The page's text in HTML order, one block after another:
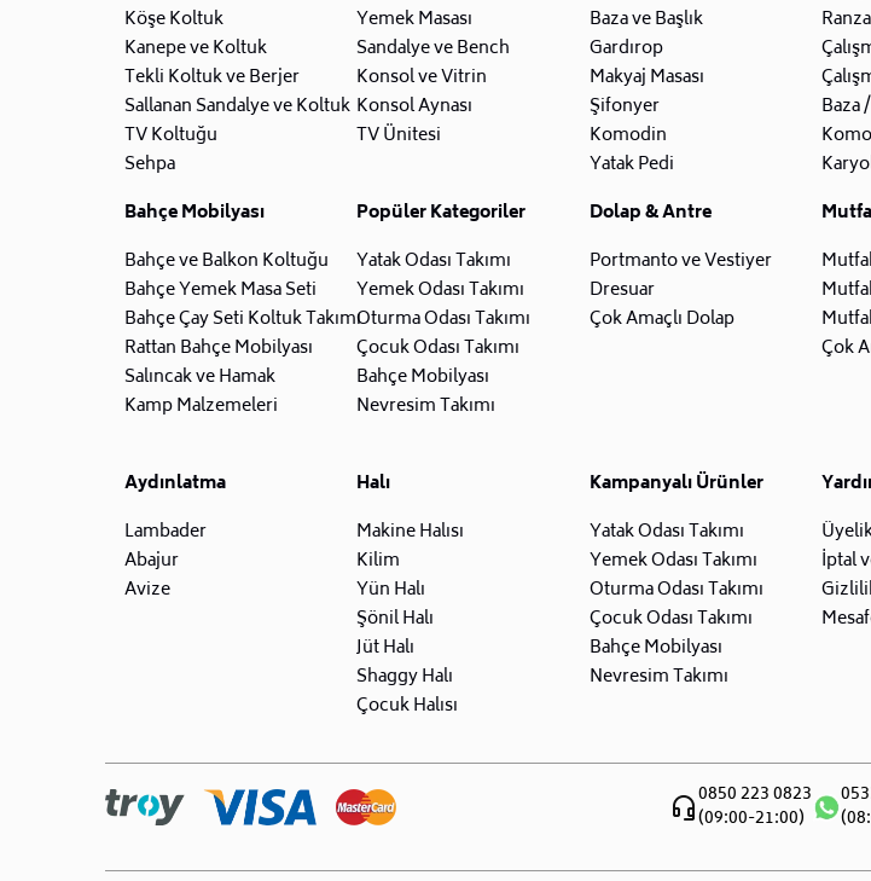
Köşe Koltuk
Kanepe ve Koltuk
Tekli Koltuk ve Berjer
Sallanan Sandalye ve Koltuk
TV Koltuğu
Sehpa
Yemek Masası
Sandalye ve Bench
Konsol ve Vitrin
Konsol Aynası
TV Ünitesi
Baza ve Başlık
Gardırop
Makyaj Masası
Şifonyer
Komodin
Yatak Pedi
Ranza
Baza
Bahçe Mobilyası
Bahçe ve Balkon Koltuğu
Bahçe Yemek Masa Seti
Bahçe Çay Seti Koltuk Takımı
Rattan Bahçe Mobilyası
Salıncak ve Hamak
Kamp Malzemeleri
Popüler Kategoriler
Yatak Odası Takımı
Yemek Odası Takımı
Oturma Odası Takımı
Çocuk Odası Takımı
Bahçe Mobilyası
Nevresim Takımı
Dolap & Antre
Portmanto ve Vestiyer
Dresuar
Çok Amaçlı Dolap
Çok
Aydınlatma
Lambader
Abajur
Avize
Halı
Makine Halısı
Kilim
Yün Halı
Şönil Halı
Jüt Halı
Shaggy Halı
Çocuk Halısı
Kampanyalı Ürünler
Yatak Odası Takımı
Yemek Odası Takımı
Oturma Odası Takımı
Çocuk Odası Takımı
Bahçe Mobilyası
Nevresim Takımı
İptal
0850 223 0823
(09:00-21:00)